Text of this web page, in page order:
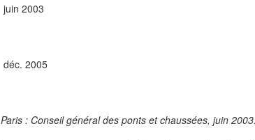
juin 2003
déc. 2005
Paris : Conseil général des ponts et chaussées, juin